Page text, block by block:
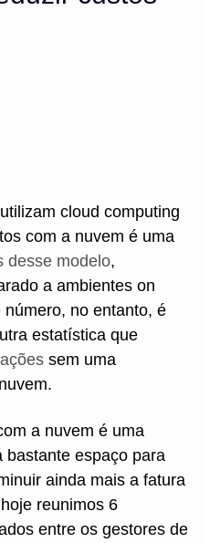
cloud computing
com a nuvem é uma
desse modelo,
a ambientes on
no entanto, é
estatística que
sem uma
a nuvem é uma
bastante espaço para
ainda mais a fatura
reunimos 6
entre os gestores de